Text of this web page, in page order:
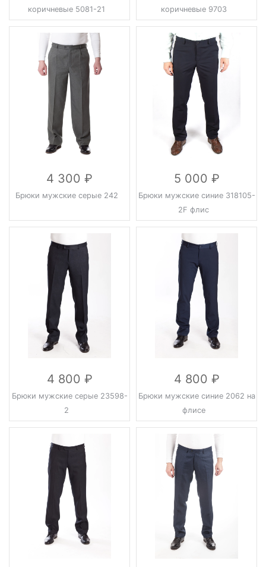
коричневые 5081-21
коричневые 9703
4 300
Брюки мужские серые 242
5 000
Брюки мужские синие 318105-
2F флис
4 800
Брюки мужские серые 23598-
2
4 800
Брюки мужские синие 2062 на
флисе